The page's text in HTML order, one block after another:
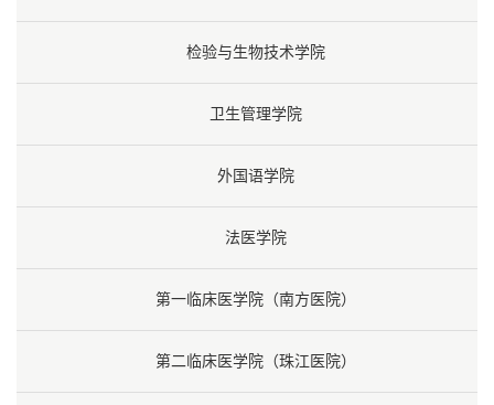
检验与生物技术学院
卫生管理学院
外国语学院
法医学院
第一临床医学院（南方医院）
第二临床医学院（珠江医院）